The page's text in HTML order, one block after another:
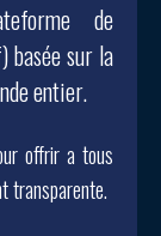
de
basée sur la
entier.
offrir a tous
transparente.